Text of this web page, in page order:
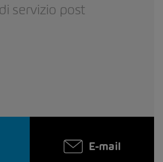
servizio post
E-mail